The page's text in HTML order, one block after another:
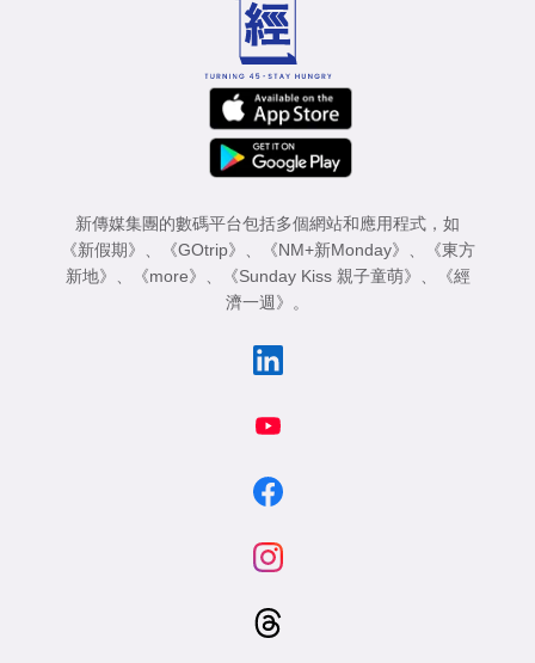
新傳媒集團的數碼平台包括多個網站和應用程式，如
《新假期》
《GOtrip》 《NM+新Monday》
《東方
新地》
《more》 《Sunday Kiss 親子童萌》
《經
濟一週》
。